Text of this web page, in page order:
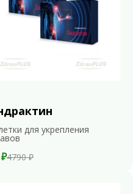
для укрепления
4790 ₽